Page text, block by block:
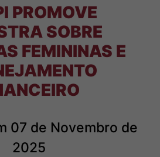
PROMOVE
SOBRE
FEMININAS E
07 de Novembro de
2025